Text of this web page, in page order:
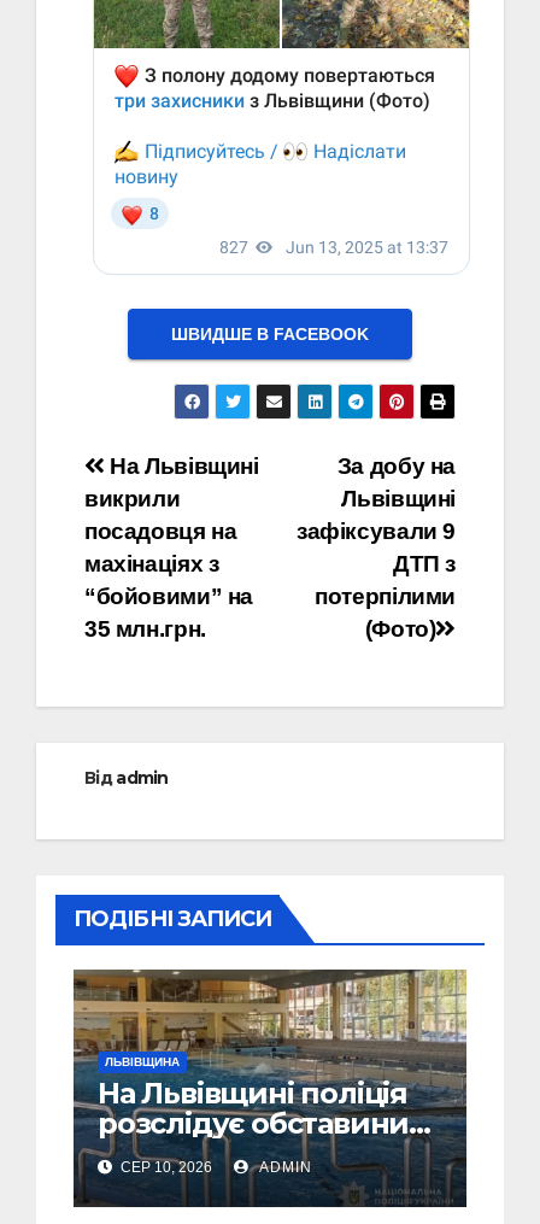
ШВИДШЕ В FACEBOOK
Навігація
записів
За добу на
Львівщині
зафіксували 9
ДТП з
потерпілими
(Фото)
На Львівщині
викрили
посадовця на
махінаціях з
“бойовими” на
35 млн.грн.
Відadmin
ПОДІБНІ ЗАПИСИ
ЛЬВІВЩИНА
На Львівщині поліція
розслідує обставини
утоплення дитини в
басейні
СЕР 10, 2026 ADMIN